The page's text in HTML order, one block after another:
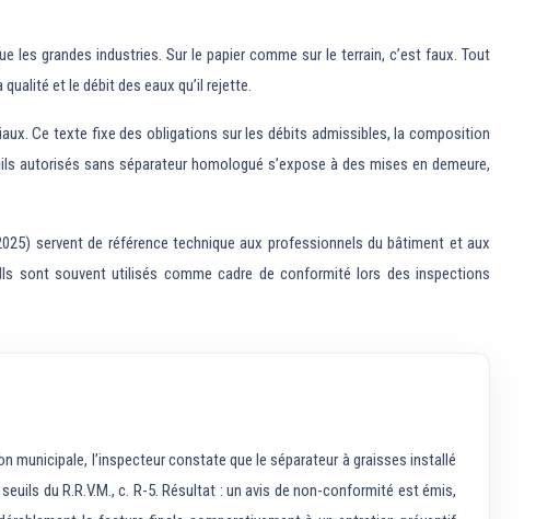
grandes industries. Sur le papier comme sur le terrain, c’est faux. Tout
et le débit des eaux qu’il rejette.
Ce texte fixe des obligations sur les débits admissibles, la composition
sans séparateur homologué s’expose à des mises en demeure,
servent de référence technique aux professionnels du bâtiment et aux
sont souvent utilisés comme cadre de conformité lors des inspections
municipale, l’inspecteur constate que le séparateur à graisses installé
du R.R.V.M., c. R-5. Résultat : un avis de non-conformité est émis,